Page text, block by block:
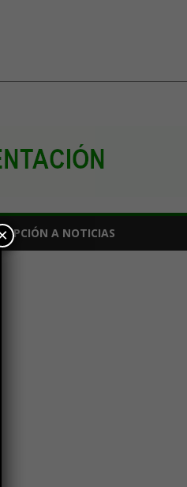
A NOTICIAS